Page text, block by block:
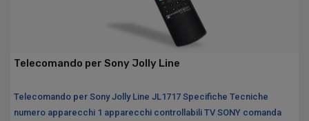
Telecomando per Sony Jolly Line
Telecomando per Sony Jolly Line JL1717 Specifiche Tecniche
numero apparecchi 1 apparecchi controllabili TV SONY comanda